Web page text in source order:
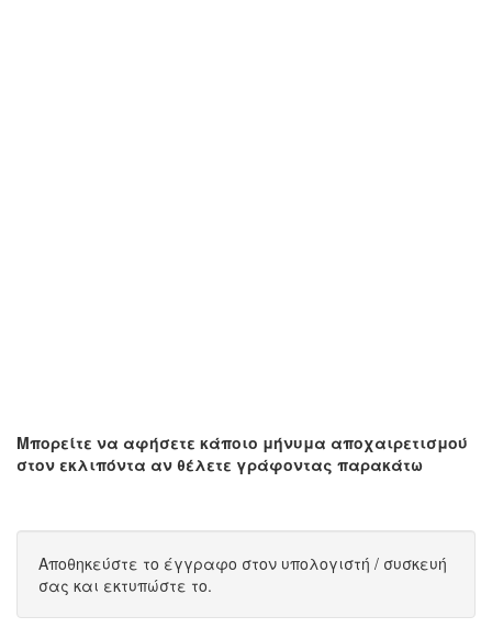
Μπορείτε να αφήσετε κάποιο μήνυμα αποχαιρετισμού
στον εκλιπόντα αν θέλετε γράφοντας παρακάτω
Αποθηκεύστε το έγγραφο στον υπολογιστή / συσκευή
σας και εκτυπώστε το.